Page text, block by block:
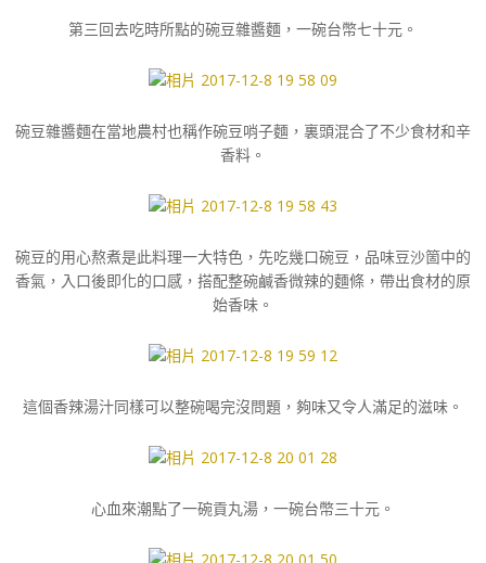
第三回去吃時所點的碗豆雜醬麵，一碗台幣七十元。
碗豆雜醬麵在當地農村也稱作碗豆哨子麵，裏頭混合了不少食材和辛
香料。
碗豆的用心熬煮是此料理一大特色，先吃幾口碗豆，品味豆沙箇中的
香氣，入口後即化的口感，搭配整碗鹹香微辣的麵條，帶出食材的原
始香味。
這個香辣湯汁同樣可以整碗喝完沒問題，夠味又令人滿足的滋味。
心血來潮點了一碗貢丸湯，一碗台幣三十元。